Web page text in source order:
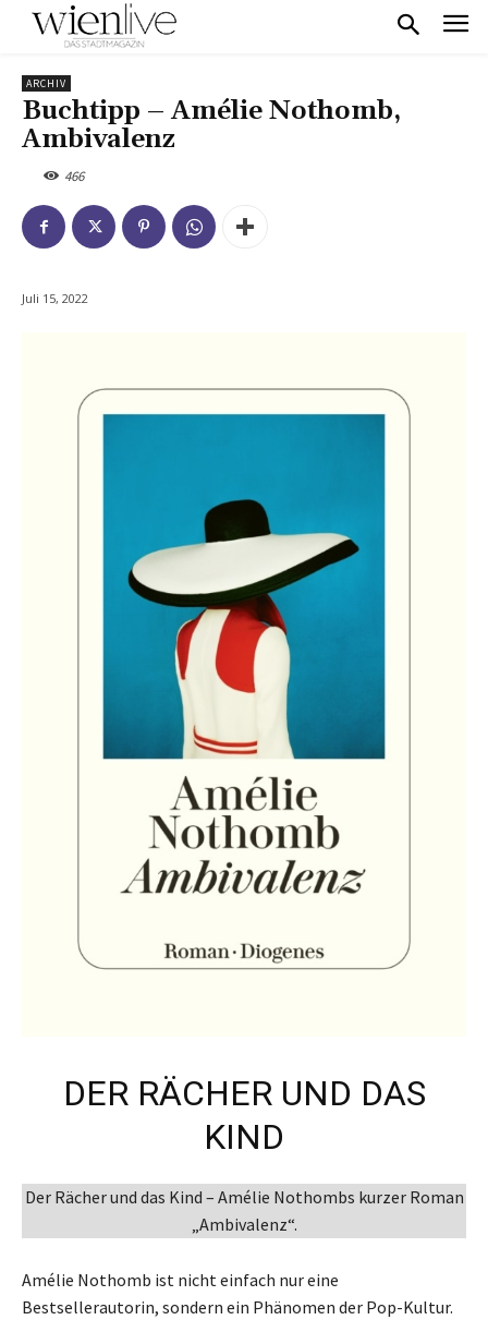
ARCHIV
Buchtipp – Amélie Nothomb,
Ambivalenz
466
Juli 15, 2022
DER RÄCHER UND DAS
KIND
Der Rächer und das Kind – Amélie Nothombs kurzer Roman
„Ambivalenz“.
Amélie Nothomb ist nicht einfach nur eine
Bestsellerautorin, sondern ein Phänomen der Pop-Kultur.